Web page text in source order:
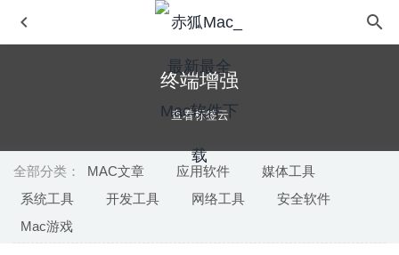
终端增强
查看标签云
全部分类： MAC文章 应用软件
媒体工具
系统工具
开发工具 网络工具
安全软件
Mac游戏
软件
2020-03-21